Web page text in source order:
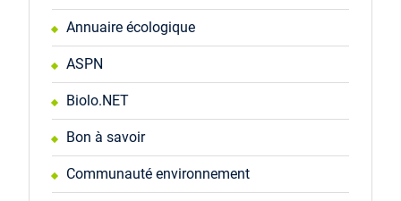
Annuaire écologique
ASPN
Biolo.NET
Bon à savoir
Communauté environnement